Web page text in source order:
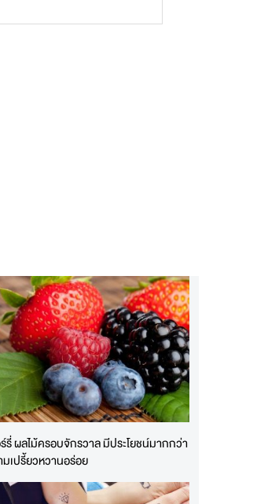
รี่ ผลไม้ครอบจักรวาล มีประโยชน์มากกว่า
เปรี้ยวหวานอร่อย